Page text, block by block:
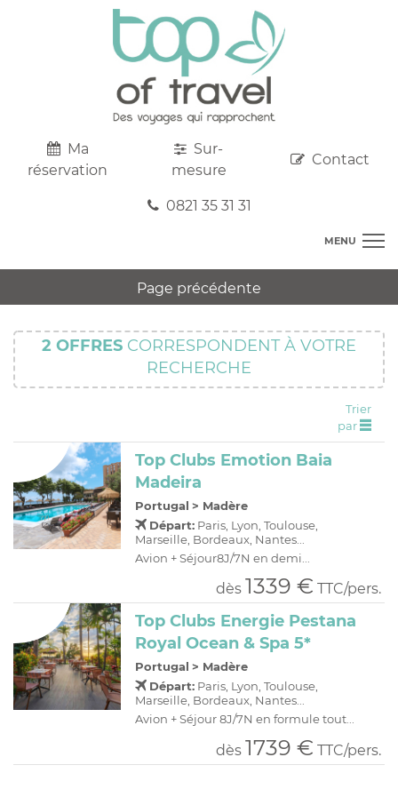
Ma
réservation
Sur-
mesure
Contact
0821 35 31 31
MENU
DESTINATIONS
AU DEPART DE CHEZ VOUS
SEJOURS
CIRCUITS
Page précédente
2 OFFRES CORRESPONDENT À VOTRE
RECHERCHE
Trier
par
Top Clubs Emotion Baia
Madeira
Portugal > Madère
Départ: Paris, Lyon, Toulouse,
Marseille, Bordeaux, Nantes...
Avion + Séjour8J/7N en demi...
dès 1339 € TTC/pers.
Top Clubs Energie Pestana
Royal Ocean & Spa 5*
Portugal > Madère
Départ: Paris, Lyon, Toulouse,
Marseille, Bordeaux, Nantes...
Avion + Séjour 8J/7N en formule tout...
dès 1739 € TTC/pers.